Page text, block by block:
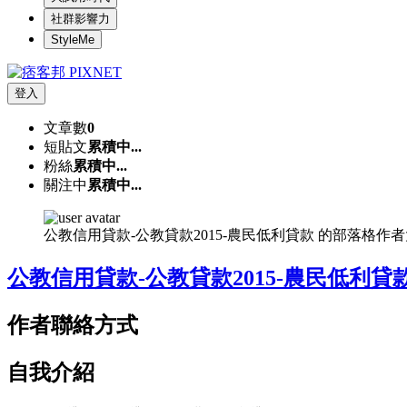
社群影響力
StyleMe
登入
文章數0
短貼文累積中...
粉絲累積中...
關注中 累積中...
公教信用貸款-公教貸款2015-農民低利貸款 的部落格作
公教信用貸款-公教貸款2015-農民低利貸
作者聯絡方式
自我介紹